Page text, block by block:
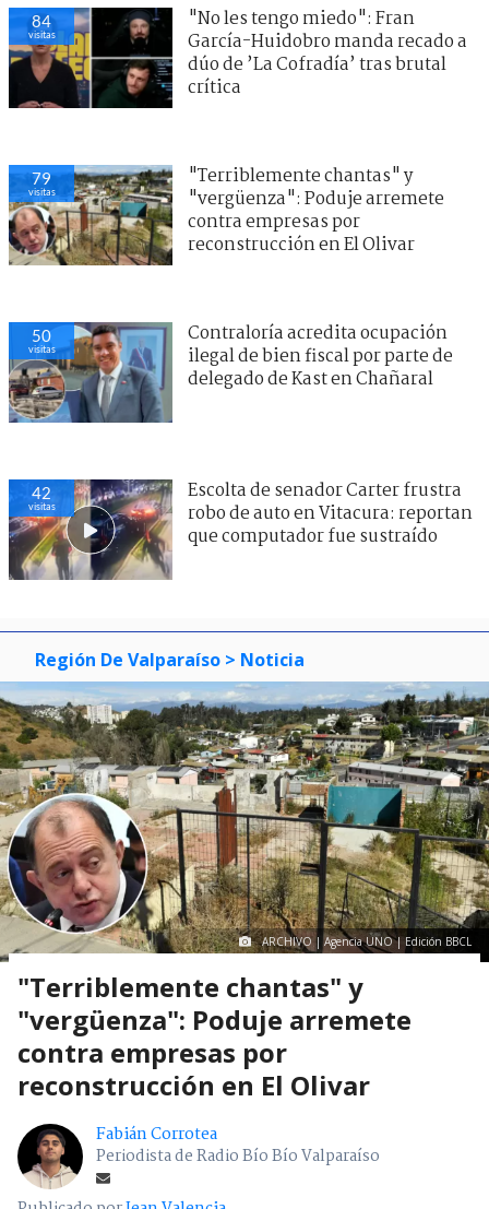
84
visitas
"No les tengo miedo": Fran
García-Huidobro manda recado a
dúo de ’La Cofradía’ tras brutal
crítica
79
visitas
"Terriblemente chantas" y
"vergüenza": Poduje arremete
contra empresas por
reconstrucción en El Olivar
50
visitas
Contraloría acredita ocupación
ilegal de bien fiscal por parte de
delegado de Kast en Chañaral
42
visitas
Escolta de senador Carter frustra
robo de auto en Vitacura: reportan
que computador fue sustraído
Región De Valparaíso > Noticia
ARCHIVO | Agencia UNO | Edición BBCL
"Terriblemente chantas" y
"vergüenza": Poduje arremete
contra empresas por
reconstrucción en El Olivar
Fabián Corrotea
Periodista de Radio Bío Bío Valparaíso